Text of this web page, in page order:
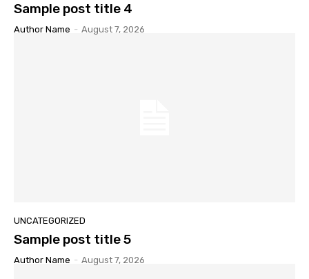
Sample post title 4
Author Name - August 7, 2026
UNCATEGORIZED
Sample post title 5
Author Name - August 7, 2026